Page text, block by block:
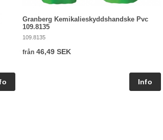
Granberg Kemikalieskyddshandske Pvc
109.8135
109.8135
från 46,49 SEK